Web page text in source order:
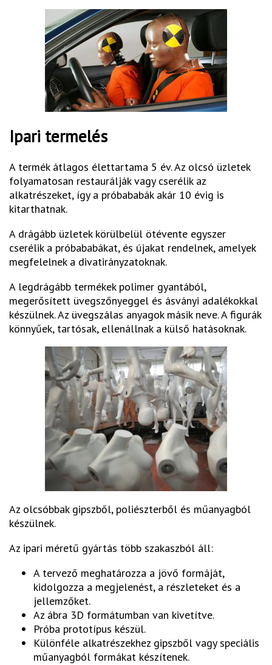
Ipari termelés
A termék átlagos élettartama 5 év. Az olcsó üzletek
folyamatosan restaurálják vagy cserélik az
alkatrészeket, így a próbababák akár 10 évig is
kitarthatnak.
A drágább üzletek körülbelül ötévente egyszer
cserélik a próbababákat, és újakat rendelnek, amelyek
megfelelnek a divatirányzatoknak.
A legdrágább termékek polimer gyantából,
megerősített üvegszőnyeggel és ásványi adalékokkal
készülnek. Az üvegszálas anyagok másik neve. A figurák
könnyűek, tartósak, ellenállnak a külső hatásoknak.
Az olcsóbbak gipszből, poliészterből és műanyagból
készülnek.
Az ipari méretű gyártás több szakaszból áll:
A tervező meghatározza a jövő formáját,
kidolgozza a megjelenést, a részleteket és a
jellemzőket.
Az ábra 3D formátumban van kivetítve.
Próba prototípus készül.
Különféle alkatrészekhez gipszből vagy speciális
műanyagból formákat készítenek.